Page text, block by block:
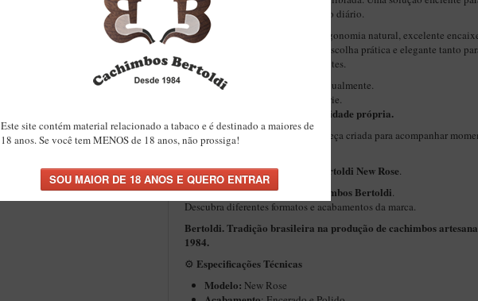
busca conforto e constância no uso diário.
Seu formato curvo proporciona ergonomia natural, excelente
conforto prolongado, sendo uma escolha prática e elegante tanto
quanto para apreciadores experientes.
Cada unidade é produzida individualmente.
Sem moldes. Sem produção em série.
Você recebe uma peça com identidade própria.
Mais do que um cachimbo, uma peça criada para acompanhar
histórias.
Este modelo faz parte da linha
Bertoldi New Rose.
Exploreoutros modelos de cachimbos Bertoldi.
Descubra diferentes formatos e acabamentos da marca.
Bertoldi. Tradição brasileira na produção de cachimbos
1984.
⚙️ Especificações Técnicas
Modelo: New Rose
Este site contém material relacionado a tabaco e é destinado a maiores de
18 anos. Se você tem MENOS de 18 anos, não prossiga!